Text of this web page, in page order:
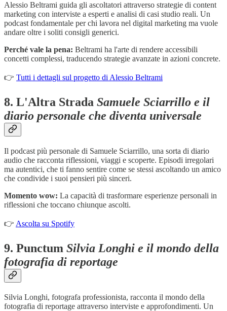
Alessio Beltrami guida gli ascoltatori attraverso strategie di content
marketing con interviste a esperti e analisi di casi studio reali. Un
podcast fondamentale per chi lavora nel digital marketing ma vuole
andare oltre i soliti consigli generici.
Perché vale la pena: Beltrami ha l'arte di rendere accessibili
concetti complessi, traducendo strategie avanzate in azioni concrete.
👉 Tutti i dettagli sul progetto di Alessio Beltrami
8. L'Altra Strada Samuele Sciarrillo e il
diario personale che diventa universale
Il podcast più personale di Samuele Sciarrillo, una sorta di diario
audio che racconta riflessioni, viaggi e scoperte. Episodi irregolari
ma autentici, che ti fanno sentire come se stessi ascoltando un amico
che condivide i suoi pensieri più sinceri.
Momento wow: La capacità di trasformare esperienze personali in
riflessioni che toccano chiunque ascolti.
👉 Ascolta su Spotify
9. Punctum Silvia Longhi e il mondo della
fotografia di reportage
Silvia Longhi, fotografa professionista, racconta il mondo della
fotografia di reportage attraverso interviste e approfondimenti. Un